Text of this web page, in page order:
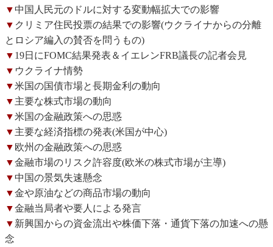
▼ 中国人民元のドルに対する変動幅拡大での影響
▼ クリミア住民投票の結果での影響(ウクライナからの分離
とロシア編入の賛否を問うもの)
▼ 19日にFOMC結果発表＆イエレンFRB議長の記者会見
▼ ウクライナ情勢
▼米国の国債市場と長期金利の動向
▼ 主要な株式市場の動向
▼米国の金融政策への思惑
▼ 主要な経済指標の発表(米国が中心)
▼ 欧州の金融政策への思惑
▼金融市場のリスク許容度(欧米の株式市場が主導)
▼ 中国の景気失速懸念
▼金や原油などの商品市場の動向
▼金融当局者や要人による発言
▼ 新興国からの資金流出や株価下落・通貨下落の加速への懸
念